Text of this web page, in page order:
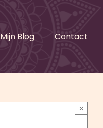
Mijn Blog Contact
×